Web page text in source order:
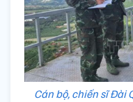
Cán bộ, chiến sĩ Đài